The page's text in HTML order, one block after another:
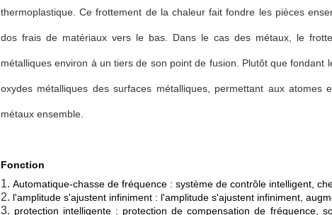
thermoplastique. Ce frottement de la chaleur fait fondre les pièces
dos frais de matériaux vers le bas. Dans le cas des métaux, le
métalliques environ à un tiers de son point de fusion. Plutôt que
oxydes métalliques des surfaces métalliques, permettant aux
métaux ensemble.
Fonction
1. Automatique-chasse de fréquence : système de contrôle intelligent,
2. l'amplitude s'ajustent infiniment : l'amplitude s'ajustent infiniment,
3. protection intelligente : protection de compensation de fréquence,